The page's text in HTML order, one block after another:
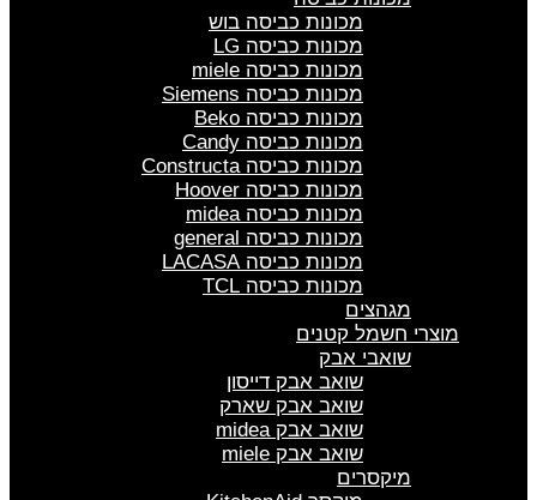
מכונות כביסה בוש
מכונות כביסה LG
מכונות כביסה miele
מכונות כביסה Siemens
מכונות כביסה Beko
מכונות כביסה Candy
מכונות כביסה Constructa
מכונות כביסה Hoover
מכונות כביסה midea
מכונות כביסה general
מכונות כביסה LACASA
מכונות כביסה TCL
מגהצים
מוצרי חשמל קטנים
שואבי אבק
שואב אבק דייסון
שואב אבק שארק
שואב אבק midea
שואב אבק miele
מיקסרים